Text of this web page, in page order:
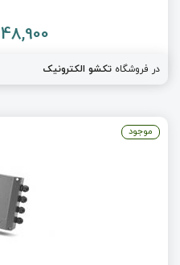
48,900 تومان
در فروشگاه تکشو الکترونیک
موجود